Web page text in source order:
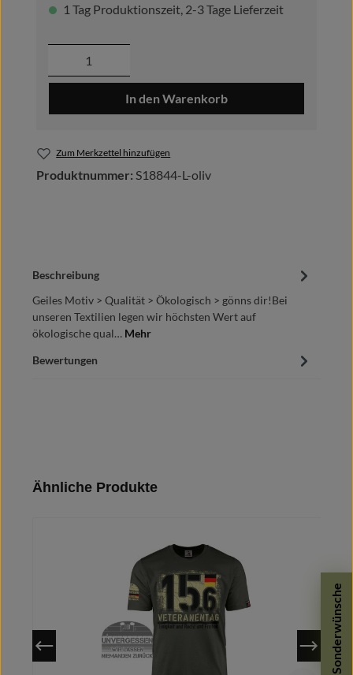
1 Tag Produktionszeit, 2-3 Tage Lieferzeit
Produkt Anzahl: Gib den gewünschten
In den Warenkorb
Zum Merkzettel hinzufügen
Produktnummer: S18844-L-oliv
Sonderwünsche
Beschreibung
Geiles Motiv > Qualität > Ökologisch > gönns dir!Bei
unseren Textilien legen wir höchsten Wert auf
ökologische qual… Mehr
Bewertungen
Produktgalerie überspringen
Ähnliche Produkte